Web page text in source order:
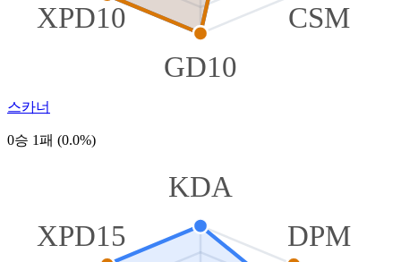
CSM
GD10
XPD10
스카너
0승 1패 (0.0%)
KDA
DPM
XPD15